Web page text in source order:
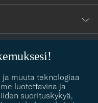
muuta teknologiaa
luotettavina ja
suorituskykyä,
Me autamme sinua